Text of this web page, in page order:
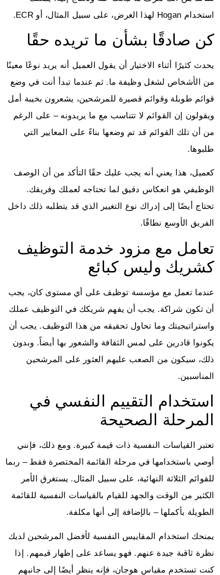
استخدام Hogan لهذا الغرض، على سبيل المثال، أو ECR.
كن صادقًا بشأن ما تريده حقًا
يحدث كثيرًا أثناء الاختيار أن يقول العميل أنه يريد نوعًا معينًا
من الأشخاص لشغل وظيفة ما. ثم عندما تبدأ أنت في وضع
قوائم طويلة وقوائم قصيرة للمرشحين، يشعرون بخيبة أمل
ويقولون إن القوائم لا تتناسب مع ما يريدونه – على الرغم
من أن تلك القوائم قد تم وضعها بناءً على المعايير التي
طلبوها.
كعميل، هذا يعني أنه يجب عليك حقًا التأكد من أن الوصف
الوظيفي هو انعكاس دقيق لما تحتاجه لعملك وفريقك.
تحتاج أيضًا إلى إدراك نوع التغيير الذي قد يتطلبه ذلك داخل
الفريق الأوسع نطاقًا.
تعامل مع مزود خدمة التوظيف
كشريك وليس كبائع
عندما تعمل مع مؤسسة توظيف على أي مستوى كان، يجب
أن تكون شراكة. يجب أن يفهم شريكك في التوظيف عملك
واستراتيجيتك وما تحاول تحقيقه من هذا التوظيف. يجب أن
يكونوا قادرين على لمس الثقافة والشعور بها أيضاً. وبدون
ذلك، سيكون من الصعب عليهم العثور على المرشحين
المناسبين.
استخدام التقييم النفسي في
المرحلة الصحيحة
تعتبر القياسات النفسية ذات قيمة كبيرة. ومع ذلك، فإنني
أوصي باستخدامها في مرحلة القائمة المختصرة فقط – ربما
للقوائم الثلاثة النهائية، على سبيل المثال. يستغرق الأمر
الكثير من الوقت والجهد للقيام بالقياسات النفسية للقائمة
الطويلة بأكملها – بالإضافة إلى أنها مكلفة.
يمنحك استخدام المقاييس النفسية لأفضل المرشحين لديك
نظرة ثاقبة جيدة عنهم. فهو يساعد على إظهار قيمهم. إذا
كنت تستخدم مقياس هوجان، فإنه ينظر أيضًا إلى جانبهم